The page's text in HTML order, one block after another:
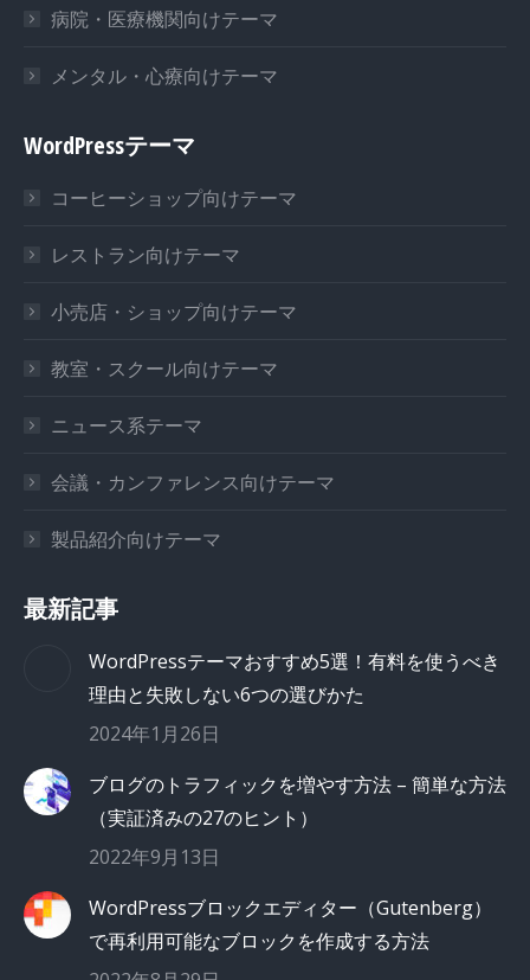
病院・医療機関向けテーマ
メンタル・心療向けテーマ
WordPressテーマ
コーヒーショップ向けテーマ
レストラン向けテーマ
小売店・ショップ向けテーマ
教室・スクール向けテーマ
ニュース系テーマ
会議・カンファレンス向けテーマ
製品紹介向けテーマ
最新記事
WordPressテーマおすすめ5選！有料を使うべき
理由と失敗しない6つの選びかた
2024年1月26日
ブログのトラフィックを増やす方法 – 簡単な方法
（実証済みの27のヒント）
2022年9月13日
WordPressブロックエディター（Gutenberg）
で再利用可能なブロックを作成する方法